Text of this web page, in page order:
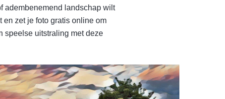
adembenemend landschap wilt
en zet je foto gratis online om
speelse uitstraling met deze